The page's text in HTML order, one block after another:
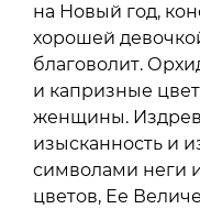
на Новый год,
хорошей
благоволит.
и капризные
женщины.
изысканность и
символами неги
цветов, Ее